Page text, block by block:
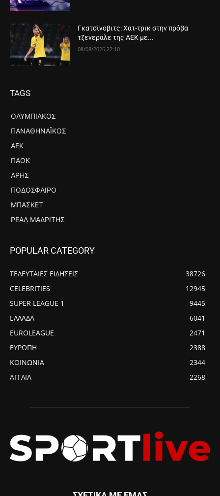
Γκατσίνοβιτς: Χατ-τρικ στην πρόβα
τζενεράλε της ΑΕΚ με...
08/08/2026 22:10
TAGS
ΟΛΥΜΠΙΑΚΌΣ
ΠΑΝΑΘΗΝΑΪΚΌΣ
ΑΕΚ
ΠΑΟΚ
ΆΡΗΣ
ΠΟΔΌΣΦΑΙΡΟ
ΜΠΆΣΚΕΤ
ΡΕΆΛ ΜΑΔΡΊΤΗΣ
POPULAR CATEGORY
ΤΕΛΕΥΤΑΙΕΣ ΕΙΔΗΣΕΙΣ
38726
CELEBRITIES
12945
SUPER LEAGUE 1
9445
ΕΛΛΑΔΑ
6041
EUROLEAGUE
2471
ΕΥΡΩΠΗ
2388
ΚΟΙΝΩΝΙΑ
2344
ΑΓΓΛΙΑ
2268